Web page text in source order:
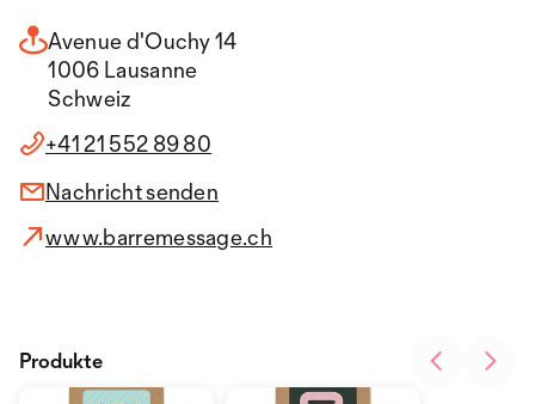
Avenue d'Ouchy 14
1006 Lausanne
Schweiz
+41 21 552 89 80
Nachricht senden
www.barremessage.ch
Produkte